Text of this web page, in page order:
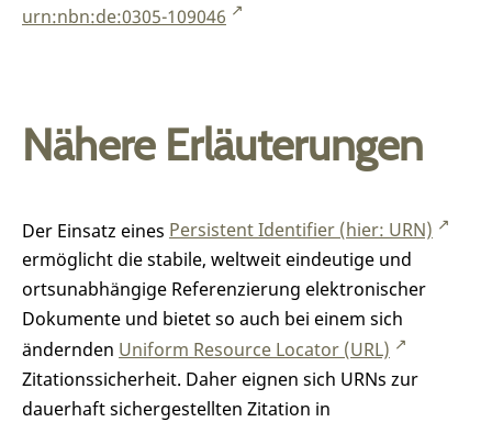
urn:nbn:de:0305-109046
Nähere Erläuterungen
Der Einsatz eines Persistent Identifier (hier: URN)
ermöglicht die stabile, weltweit eindeutige und
ortsunabhängige Referenzierung elektronischer
Dokumente und bietet so auch bei einem sich
ändernden Uniform Resource Locator (URL)
Zitationssicherheit. Daher eignen sich URNs zur
dauerhaft sichergestellten Zitation in